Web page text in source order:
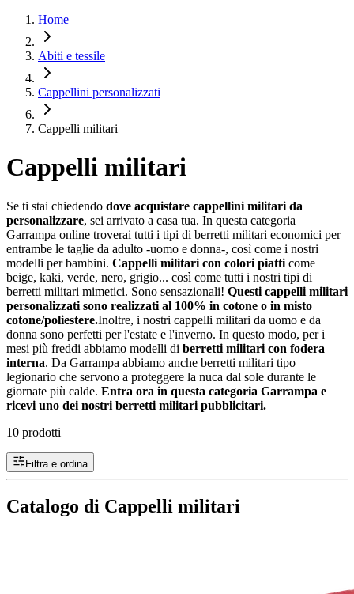
Home
Abiti e tessile
Cappellini personalizzati
Cappelli militari
Cappelli militari
Se ti stai chiedendo dove acquistare cappellini militari da
personalizzare, sei arrivato a casa tua. In questa categoria
Garrampa online troverai tutti i tipi di berretti militari economici per
entrambe le taglie da adulto -uomo e donna-, così come i nostri
modelli per bambini. Cappelli militari con colori piatti come
beige, kaki, verde, nero, grigio... così come tutti i nostri tipi di
berretti militari mimetici. Sono sensazionali! Questi cappelli militari
personalizzati sono realizzati al 100% in cotone o in misto
cotone/poliestere.Inoltre, i nostri cappelli militari da uomo e da
donna sono perfetti per l'estate e l'inverno. In questo modo, per i
mesi più freddi abbiamo modelli di berretti militari con fodera
interna. Da Garrampa abbiamo anche berretti militari tipo
legionario che servono a proteggere la nuca dal sole durante le
giornate più calde. Entra ora in questa categoria Garrampa e
ricevi uno dei nostri berretti militari pubblicitari.
10 prodotti
Filtra e ordina
Catalogo di Cappelli militari